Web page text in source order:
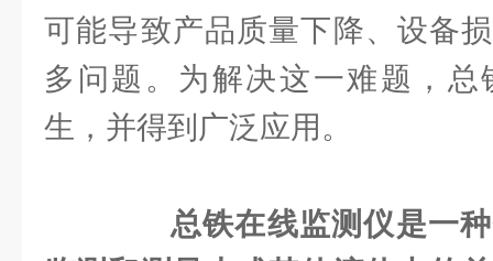
可能导致产品质量下降、设备
多问题。为解决这一难题，
生，并得到广泛应用。
总铁在线监测仪是一